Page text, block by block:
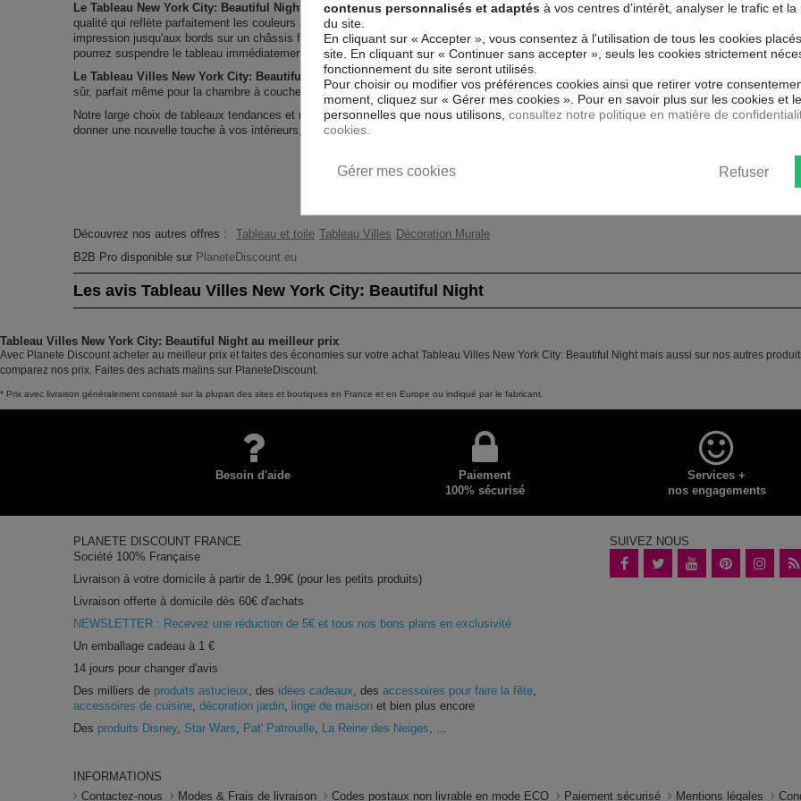
Le Tableau New York City: Beautiful Night
est imprimé sur un papier intissé spécial et de haute
qualité qui reflète parfaitement les couleurs avec des détails parfaitement reproduits. Grâce à une
impression jusqu'aux bords sur un châssis fait de matériaux respectueux de l'environnement, vous
pourrez suspendre le tableau immédiatement sans avoir à l'encadrer.
Le Tableau Villes New York City: Beautiful Nightest résistant aux rayons UV, inodore et 100 %
sûr, parfait même pour la chambre à coucher et la chambre des enfants.
Notre large choix de tableaux tendances et modernes constituent un moyen simple et pas cher de
donner une nouvelle touche à vos intérieurs, il y en a pour tous les goût.
Thème
Impression
Découvrez nos autres offres : Tableau et toile Tableau Villes Décoration Murale
B2B Pro disponible sur PlaneteDiscount.eu
Les avis Tableau Villes New York City: Beautiful Night
Tableau Villes New York City: Beautiful Night au meilleur prix
Avec Planete Discount acheter au meilleur prix et faites des économies sur votre achat Tableau Villes New York City: Beautiful Night mais aussi sur nos autres
comparez nos prix. Faites des achats malins sur PlaneteDiscount.
* Prix avec livraison généralement constaté sur la plupart des sites et boutiques en France et en Europe ou indiqué par le fabricant.
Besoin d'aide
Paiement
100% sécurisé
Services +
nos engagements
PLANETE DISCOUNT FRANCE
Société 100% Française
Livraison à votre domicile à partir de 1,99€ (pour les petits produits)
Livraison offerte à domicile dès 60€ d'achats
NEWSLETTER : Recevez une réduction de 5€ et tous nos bons plans en exclusivité
Un emballage cadeau à 1 €
14 jours pour changer d'avis
Des milliers de produits astucieux , des idées cadeaux , desaccessoires pour faire la fête
accessoires de cuisine ,décoration jardin linge de maison et bien plus encore
Des produits Disney, Star Wars Pat' Patrouille La Reine des Neiges
SUIVEZ NOUS
INFORMATIONS
Contactez-nous
Modes & Frais de livraison Codes postaux non livrable en mode ECO Paiement sécurisé Mentions légales
contenus personnalisés et adaptés à vos centres d’intérêt, analyser le trafic et
du site.
En cliquant sur « Accepter », vous consentez à l'utilisation de tous les cookies
site. En cliquant sur « Continuer sans accepter », seuls les cookies strictement
fonctionnement du site seront utilisés.
Pour choisir ou modifier vos préférences cookies ainsi que retirer votre
moment, cliquez sur « Gérer mes cookies ». Pour en savoir plus sur les cookies et
personnelles que nous utilisons, consultez notre politique en matière de
cookies.
Refuser
Gérer mes cookies